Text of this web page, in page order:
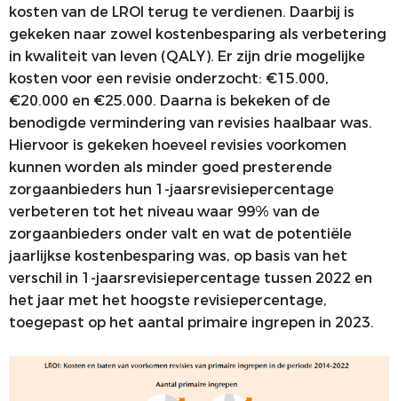
kosten van de LROI terug te verdienen. Daarbij is
gekeken naar zowel kostenbesparing als verbetering
in kwaliteit van leven (QALY). Er zijn drie mogelijke
kosten voor een revisie onderzocht: €15.000,
€20.000 en €25.000. Daarna is bekeken of de
benodigde vermindering van revisies haalbaar was.
Hiervoor is gekeken hoeveel revisies voorkomen
kunnen worden als minder goed presterende
zorgaanbieders hun 1-jaarsrevisiepercentage
verbeteren tot het niveau waar 99% van de
zorgaanbieders onder valt en wat de potentiële
jaarlijkse kostenbesparing was, op basis van het
verschil in 1-jaarsrevisiepercentage tussen 2022 en
het jaar met het hoogste revisiepercentage,
toegepast op het aantal primaire ingrepen in 2023.